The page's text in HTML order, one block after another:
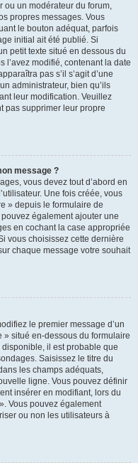
ou un modérateur du forum,
propres messages. Vous
le bouton adéquat, parfois
initial ait été publié. Si
petit texte situé en dessous du
l’avez modifié, contenant la date
pas s’il s’agit d’une
administrateur, bien qu’ils
leur modification. Veuillez
pas supprimer leur propre
message ?
vous devez tout d’abord en
Une fois créée, vous
» depuis le formulaire de
également ajouter une
en cochant la case appropriée
vous choisissez cette dernière
chaque message votre souhait
le premier message d’un
» situé en-dessous du formulaire
il est probable que
Saisissez le titre du
les champs adéquats,
ligne. Vous pouvez définir
insérer en modifiant, lors du
Vous pouvez également
ou non les utilisateurs à